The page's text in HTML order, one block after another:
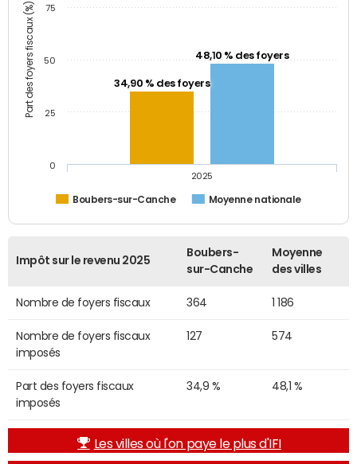
Part des foyers fiscaux (%) 34,90 % des foyers
48,10 % des foyers
Boubers-sur-Canche Moyenne nationale
2025
0
25
50
75
Impôt sur le revenu 2025
Boubers-
sur-Canche
Moyenne
des villes
Nombre de foyers fiscaux 364 1 186
Nombre de foyers fiscaux
imposés
127 574
Part des foyers fiscaux
imposés
34,9 % 48,1 %
Les villes où l'on paye le plus d'IFI